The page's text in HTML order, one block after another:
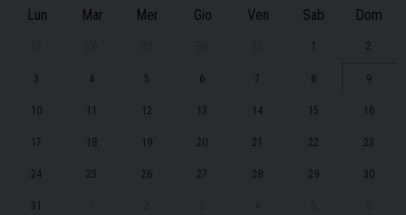
Lun Mar Mer Gio Ven Sab Dom
1 2
3 4 5 6 7 8 9
10 11 12 13 14 15 16
17 18 19 20 21 22 23
24 25 26 27 28 29 30
31